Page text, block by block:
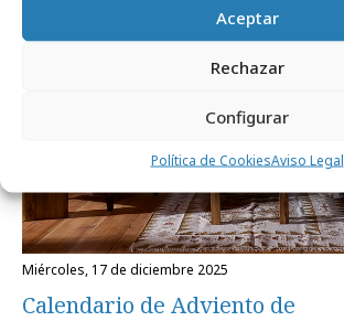
Aceptar
Rechazar
Configurar
Política de CookiesAviso Legal
miércoles, 17 de diciembre 2025
Calendario de Adviento de